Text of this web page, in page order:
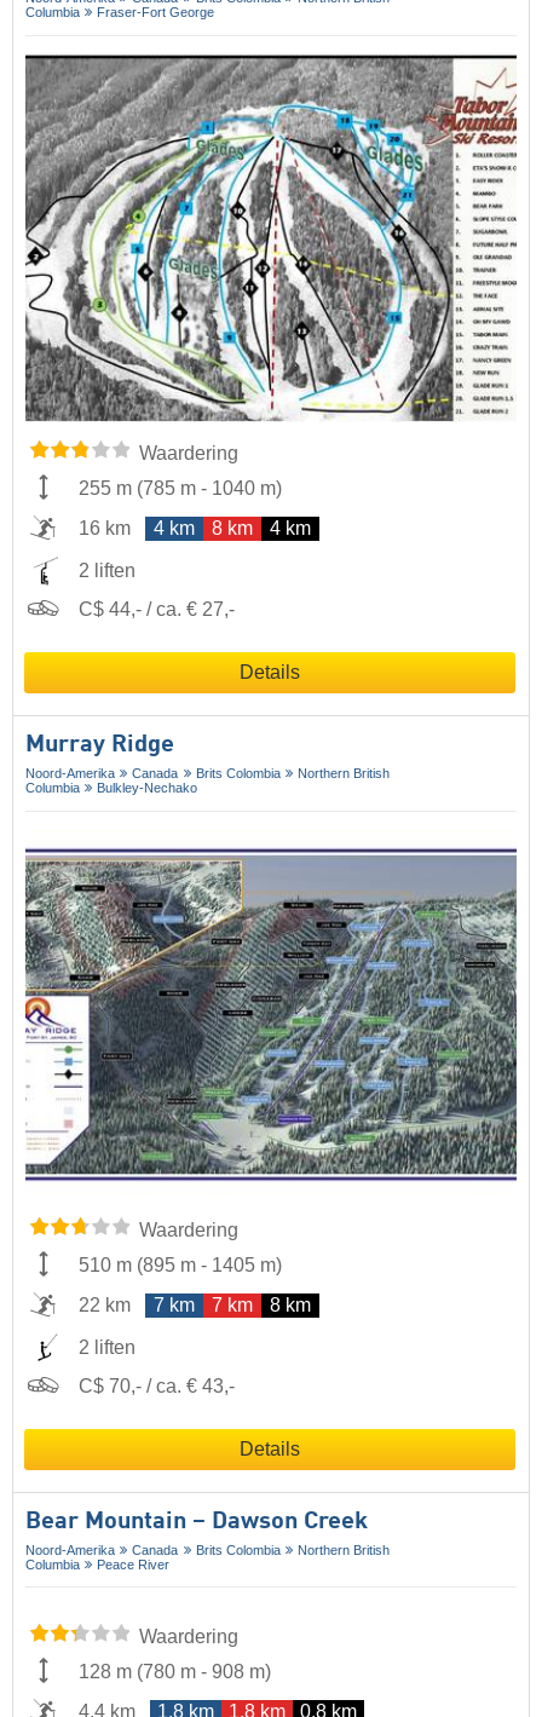
Columbia
Fraser-Fort George
Waardering
255 m (785 m - 1040 m)
16 km
4 km 8 km 4 km
2 liften
C$ 44,- / ca. € 27,-
Details
Murray Ridge
Noord-Amerika Canada Brits Colombia
Northern British
Columbia
Bulkley-Nechako
Waardering
510 m (895 m - 1405 m)
22 km
7 km 7 km 8 km
2 liften
C$ 70,- / ca. € 43,-
Details
Bear Mountain – Dawson Creek
Noord-Amerika Canada Brits Colombia
Northern British
Columbia
Peace River
Waardering
128 m (780 m - 908 m)
4,4 km
1,8 km 1,8 km 0,8 km